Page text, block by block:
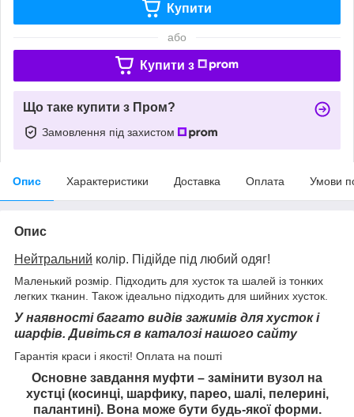
Купити
або
Купити з
Що таке купити з Пром?
Замовлення під захистом
Опис Характеристики Доставка Оплата Умови
Опис
Нейтральний колір. Підійде під любий одяг!
Маленький розмір. Підходить для хусток та шалей із тонких
легких тканин. Також ідеально підходить для шийних хусток.
У наявності багато видів зажимів для хусток і
шарфів. Дивіться в каталозі нашого сайту
Гарантія краси і якості! Оплата на пошті
Основне завдання муфти – замінити вузол на
хустці (косинці, шарфику, парео, шалі, пелерині,
палантині). Вона може бути будь-якої форми.